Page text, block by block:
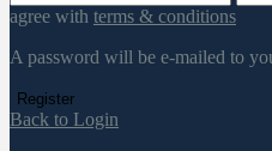
agree with terms & conditions
A password will be e-mailed to
Register
Back to Login